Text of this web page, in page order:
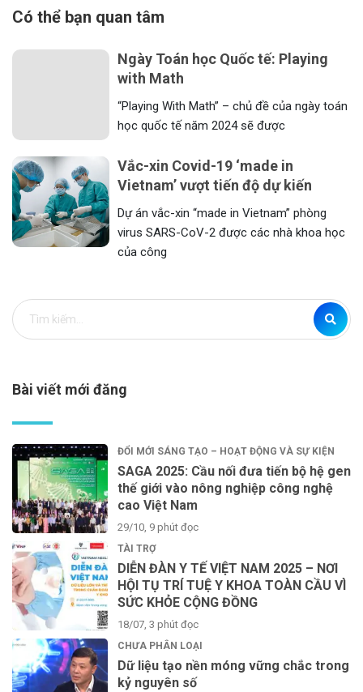
Có thể bạn quan tâm
Ngày Toán học Quốc tế: Playing
with Math
“Playing With Math” – chủ đề của ngày toán
học quốc tế năm 2024 sẽ được
Vắc-xin Covid-19 ‘made in
Vietnam’ vượt tiến độ dự kiến
Dự án vắc-xin “made in Vietnam” phòng
virus SARS-CoV-2 được các nhà khoa học
của công
Bài viết mới đăng
ĐỔI MỚI SÁNG TẠO – HOẠT ĐỘNG VÀ SỰ KIỆN
SAGA 2025: Cầu nối đưa tiến bộ hệ gen
thế giới vào nông nghiệp công nghệ
cao Việt Nam
29/10, 9 phút đọc
TÀI TRỢ
DIỄN ĐÀN Y TẾ VIỆT NAM 2025 – NƠI
HỘI TỤ TRÍ TUỆ Y KHOA TOÀN CẦU VÌ
SỨC KHỎE CỘNG ĐỒNG
18/07, 3 phút đọc
CHƯA PHÂN LOẠI
Dữ liệu tạo nền móng vững chắc trong
kỷ nguyên số